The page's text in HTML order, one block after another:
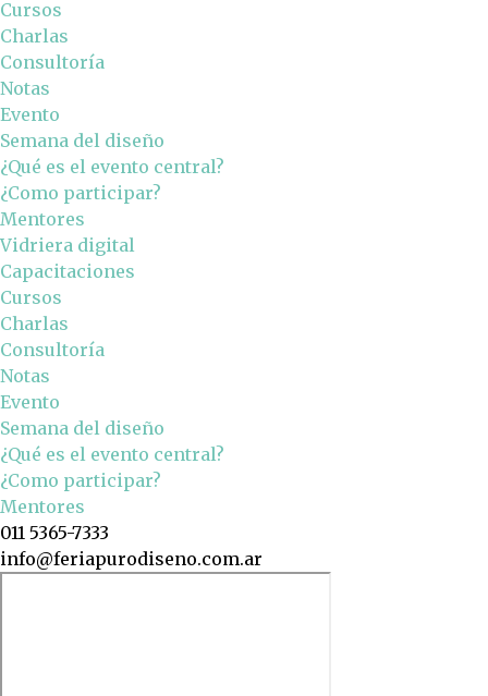
Cursos
Charlas
Consultoría
Notas
Evento
Semana del diseño
¿Qué es el evento central?
¿Como participar?
Mentores
Vidriera digital
Capacitaciones
Cursos
Charlas
Consultoría
Notas
Evento
Semana del diseño
¿Qué es el evento central?
¿Como participar?
Mentores
011 5365-7333
info@feriapurodiseno.com.ar